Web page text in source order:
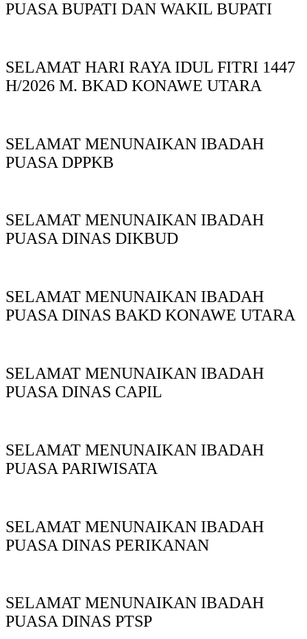
PUASA BUPATI DAN WAKIL BUPATI
SELAMAT HARI RAYA IDUL FITRI 1447
H/2026 M. BKAD KONAWE UTARA
SELAMAT MENUNAIKAN IBADAH
PUASA DPPKB
SELAMAT MENUNAIKAN IBADAH
PUASA DINAS DIKBUD
SELAMAT MENUNAIKAN IBADAH
PUASA DINAS BAKD KONAWE UTARA
SELAMAT MENUNAIKAN IBADAH
PUASA DINAS CAPIL
SELAMAT MENUNAIKAN IBADAH
PUASA PARIWISATA
SELAMAT MENUNAIKAN IBADAH
PUASA DINAS PERIKANAN
SELAMAT MENUNAIKAN IBADAH
PUASA DINAS PTSP